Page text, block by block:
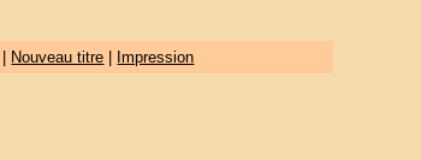
Nouveau titre Impression